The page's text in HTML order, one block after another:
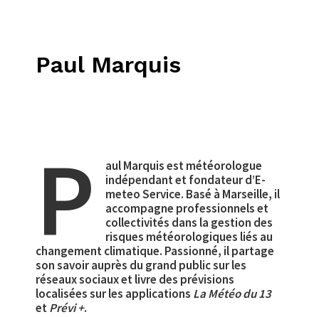
Paul Marquis
P
aul Marquis est météorologue
indépendant et fondateur d’E-
meteo Service. Basé à Marseille, il
accompagne professionnels et
collectivités dans la gestion des
risques météorologiques liés au
changement climatique. Passionné, il partage
son savoir auprès du grand public sur les
réseaux sociaux et livre des prévisions
localisées sur les applications La Météo du 13
etPrévi +.